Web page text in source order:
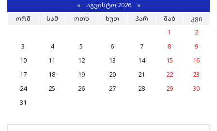
«ᲐᲒᲕᲘᲡᲢᲝ 2026 »
ᲝᲠᲨ
ᲡᲐᲛ ᲝᲗᲮ ᲮᲣᲗ ᲞᲐᲠ ᲨᲐᲑ
ᲙᲕᲘ
1
2
3
4 5 6 7 8
9
10
11 12 13 14 15
16
17
18 19 20 21 22
23
24
25 26 27 28 29
30
31